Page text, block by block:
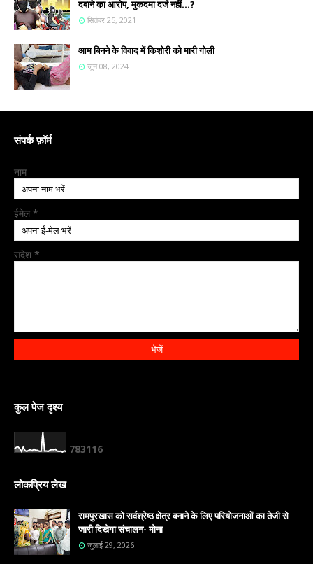
दबाने का आरोप, मुकदमा दर्ज नहीं...?
सितंबर 25, 2021
आम बिनने के विवाद में किशोरी को मारी गोली
जून 08, 2024
संपर्क फ़ॉर्म
नाम
ईमेल *
संदेश *
कुल पेज दृश्य
783116
लोकप्रिय लेख
रामपुरखास को सर्वश्रेष्ठ क्षेत्र बनाने के लिए परियोजनाओं का तेजी से
जारी दिखेगा संचालन- मोना
जुलाई 29, 2026